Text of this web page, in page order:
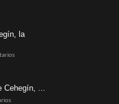
la
Cehegín, ...